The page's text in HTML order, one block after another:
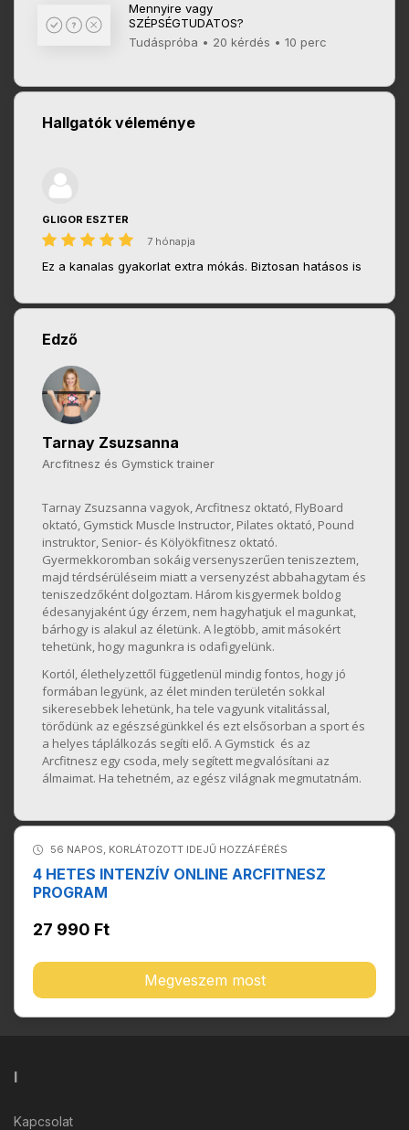
Mennyire vagy
SZÉPSÉGTUDATOS?
Tudáspróba • 20 kérdés • 10 perc
Hallgatók véleménye
GLIGOR ESZTER
7 hónapja
Ez a kanalas gyakorlat extra mókás. Biztosan hatásos is
Edző
Tarnay Zsuzsanna
Arcfitnesz és Gymstick trainer
Tarnay Zsuzsanna vagyok, Arcfitnesz oktató, FlyBoard
oktató, Gymstick Muscle Instructor, Pilates oktató, Pound
instruktor, Senior- és Kölyökfitnesz oktató.
Gyermekkoromban sokáig versenyszerűen teniszeztem,
majd térdsérüléseim miatt a versenyzést abbahagytam és
teniszedzőként dolgoztam. Három kisgyermek boldog
édesanyjaként úgy érzem, nem hagyhatjuk el magunkat,
bárhogy is alakul az életünk. A legtöbb, amit másokért
tehetünk, hogy magunkra is odafigyelünk.
Kortól, élethelyzettől függetlenül mindig fontos, hogy jó
formában legyünk, az élet minden területén sokkal
sikeresebbek lehetünk, ha tele vagyunk vitalitással,
törődünk az egészségünkkel és ezt elsősorban a sport és
a helyes táplálkozás segíti elő. A Gymstick és az
Arcfitnesz egy csoda, mely segített megvalósítani az
álmaimat. Ha tehetném, az egész világnak megmutatnám.
56 NAPOS, KORLÁTOZOTT IDEJŰ HOZZÁFÉRÉS
4 HETES INTENZÍV ONLINE ARCFITNESZ
PROGRAM
27 990 Ft
Megveszem most
I
Kapcsolat